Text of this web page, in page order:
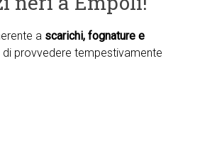
a scarichi, fognature e
provvedere tempestivamente